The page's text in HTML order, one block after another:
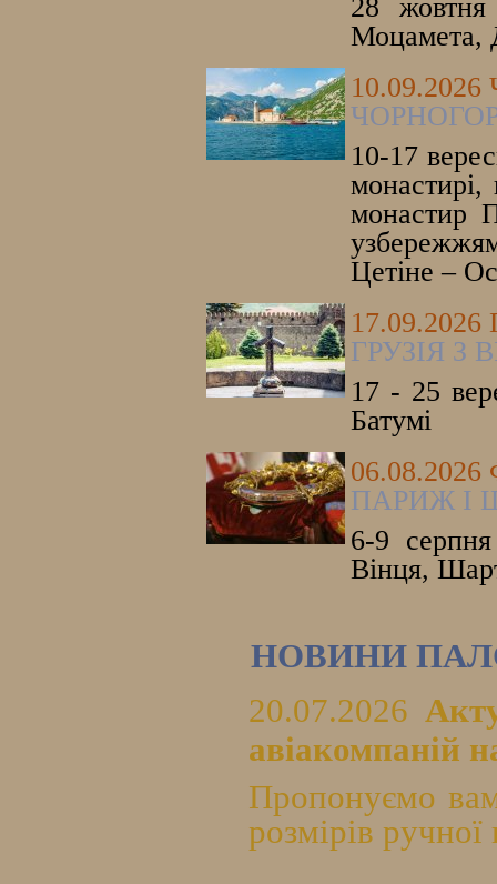
28
Моцамета,
10-17
монастирі,
монастир
Цетіне –
17.09.2026
ГРУЗІЯ З
17 - 25
Батумі
ПАРИЖ І
6-9
Вінця,
НОВИНИ
20.07.2026
авіакомпаній
Пропонуємо
розмірів